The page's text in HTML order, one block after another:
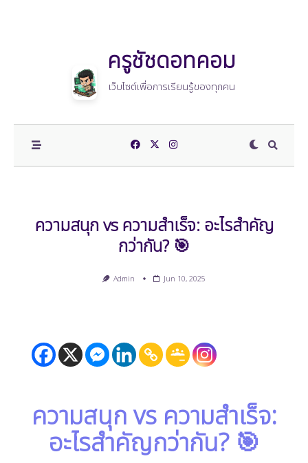
ครูชัชดอทคอม
เว็บไซต์เพื่อการเรียนรู้ของทุกคน
ความสนุก vs ความสำเร็จ: อะไรสำคัญ
กว่ากัน? 🎯
Admin Jun 10, 2025
ความสนุก vs ความสำเร็จ:
อะไรสำคัญกว่ากัน? 🎯